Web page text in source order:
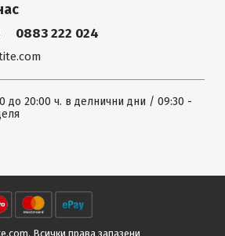
0883 222 024
до 20:00 ч. в делнични дни / 09:30 -
Всички права запазени